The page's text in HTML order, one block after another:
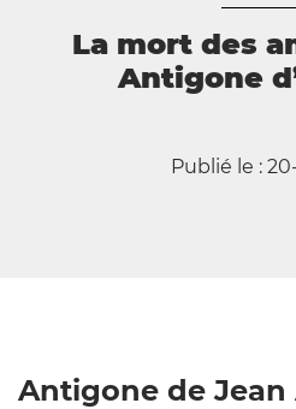
La mort des
Antigone
Publié le :
Antigone de Jean